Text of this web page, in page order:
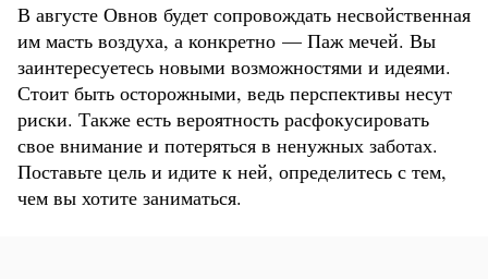
В августе Овнов будет сопровождать несвойственная
им масть воздуха, а конкретно — Паж мечей. Вы
заинтересуетесь новыми возможностями и идеями.
Стоит быть осторожными, ведь перспективы несут
риски. Также есть вероятность расфокусировать
свое внимание и потеряться в ненужных заботах.
Поставьте цель и идите к ней, определитесь с тем,
чем вы хотите заниматься.